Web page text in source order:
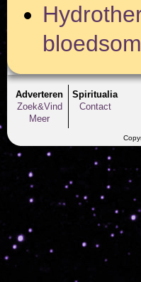
Adverteren
Zoek&Vind
Meer
Spiritualia
Contact